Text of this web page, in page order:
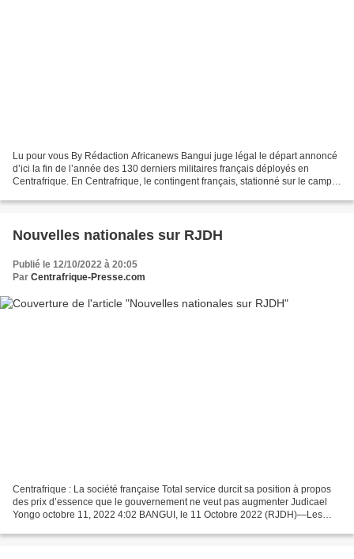
Lu pour vous By Rédaction Africanews Bangui juge légal le départ annoncé
d’ici la fin de l’année des 130 derniers militaires français déployés en
Centrafrique. En Centrafrique, le contingent français, stationné sur le camp
Nouvelles nationales sur RJDH
Publié le 12/10/2022 à 20:05
Par Centrafrique-Presse.com
Centrafrique : La société française Total service durcit sa position à propos
des prix d’essence que le gouvernement ne veut pas augmenter Judicael
Yongo octobre 11, 2022 4:02 BANGUI, le 11 Octobre 2022 (RJDH)—Les